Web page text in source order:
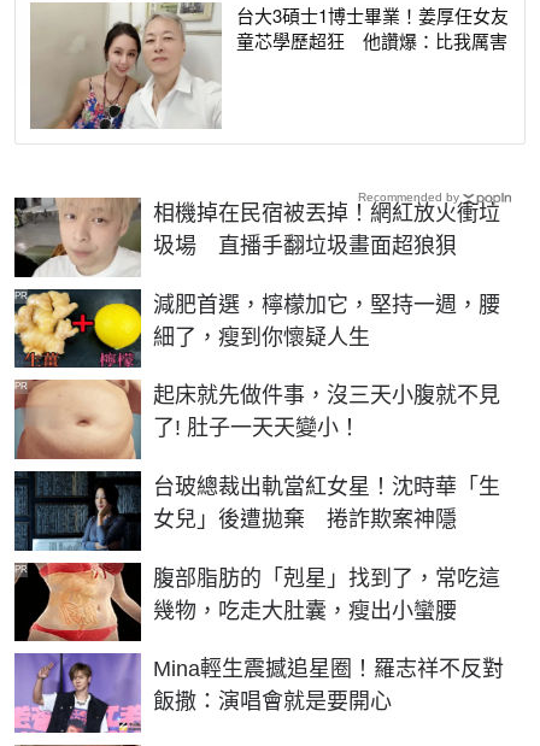
台大3碩士1博士畢業！姜厚任女友
童芯學歷超狂 他讚爆：比我厲害
相機掉在民宿被丟掉！網紅放火衝垃
圾場 直播手翻垃圾畫面超狼狽
減肥首選，檸檬加它，堅持一週，腰
細了，瘦到你懷疑人生
PR
起床就先做件事，沒三天小腹就不見
了! 肚子一天天變小！
PR
台玻總裁出軌當紅女星！沈時華「生
女兒」後遭拋棄 捲詐欺案神隱
腹部脂肪的「剋星」找到了，常吃這
幾物，吃走大肚囊，瘦出小蠻腰
PR
Mina輕生震撼追星圈！羅志祥不反對
飯撒：演唱會就是要開心
Recommended by